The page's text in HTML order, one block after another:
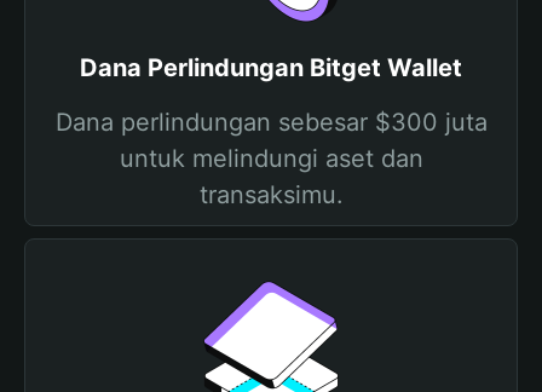
Dana Perlindungan Bitget Wallet
Dana perlindungan sebesar $300 juta
untuk melindungi aset dan
transaksimu.